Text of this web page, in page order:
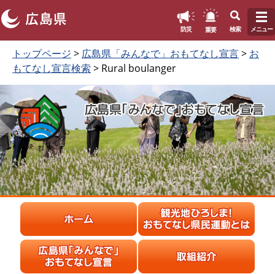
ペ
の
先
頭
で
す
。
本
読
む
防災 重要 検索 メニュー
トップページ > 広島県「みんなで」おもてなし宣言> お
もてなし宣言検索 > Rural boulanger